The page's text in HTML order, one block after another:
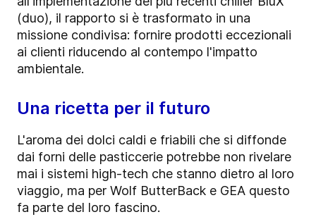
(duo), il rapporto si è trasformato in una
missione condivisa: fornire prodotti eccezionali
ai clienti riducendo al contempo l'impatto
ambientale.
Una ricetta per il futuro
L'aroma dei dolci caldi e friabili che si diffonde
dai forni delle pasticcerie potrebbe non rivelare
mai i sistemi high-tech che stanno dietro al loro
viaggio, ma per Wolf ButterBack e GEA questo
fa parte del loro fascino.